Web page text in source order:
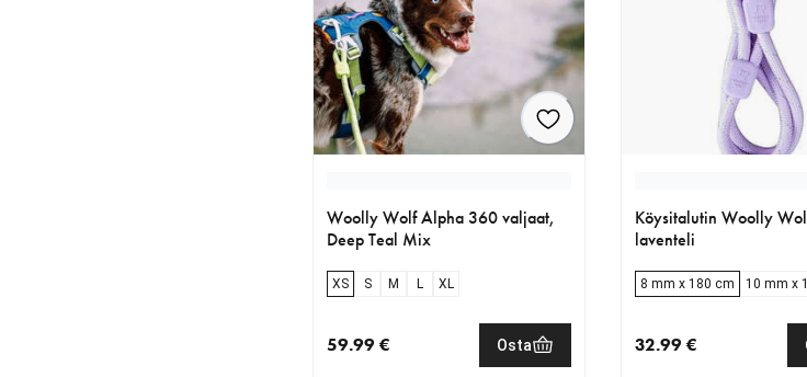
Woolly Wolf Alpha 360 valjaat,
Deep Teal Mix
XS S M L XL
59.99 € Osta
Köysitalutin Woolly
laventeli
8 mm x 180 cm 10 mm x
32.99 €